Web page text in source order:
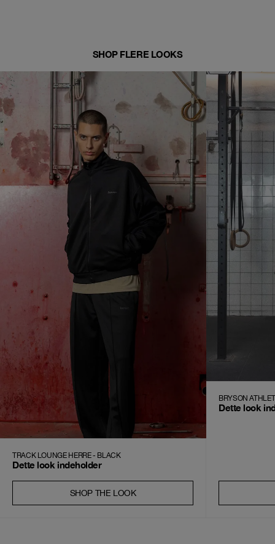
SHOP FLERE LOOKS
TRACK LOUNGE HERRE - BLACK
Dette look indeholder
SHOP THE LOOK
BRYSON
Dette look